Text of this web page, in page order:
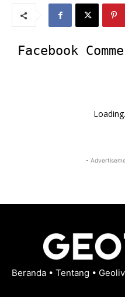
Facebook
-
Beranda • Tentang •